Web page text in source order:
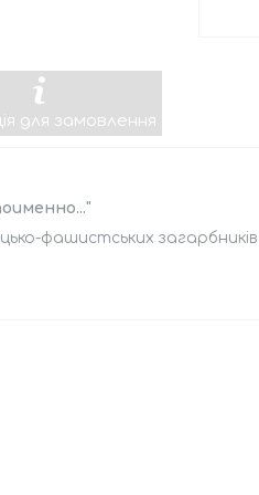
для замовлення
фашистських